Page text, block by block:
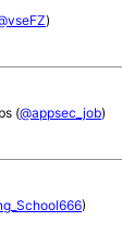
)
(@appsec_job)
)